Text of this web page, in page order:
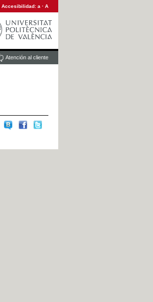
Accesibilidad: a · A
Atención al cliente